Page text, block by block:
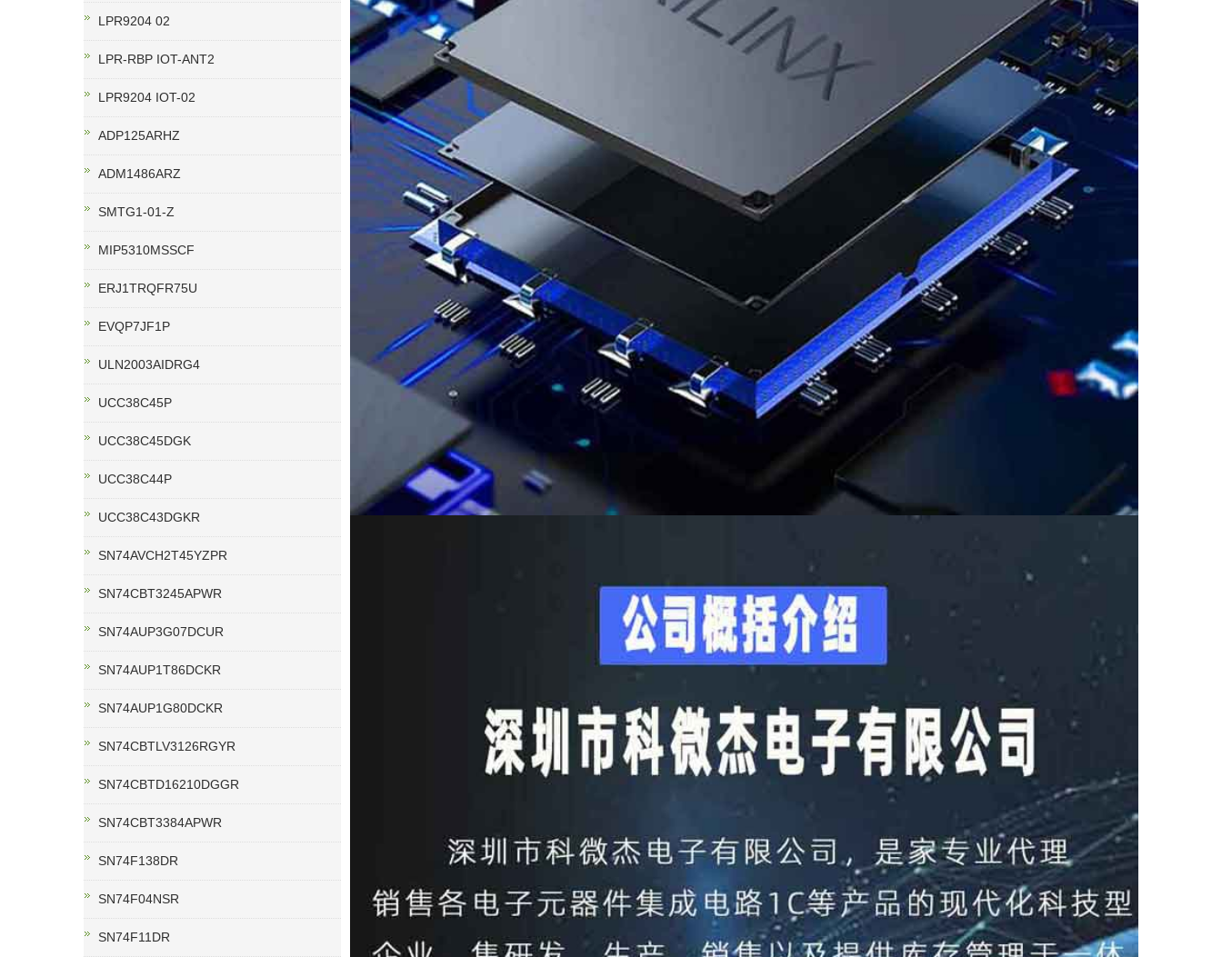
LPR9204 02
LPR-RBP IOT-ANT2
LPR9204 IOT-02
ADP125ARHZ
ADM1486ARZ
SMTG1-01-Z
MIP5310MSSCF
ERJ1TRQFR75U
EVQP7JF1P
ULN2003AIDRG4
UCC38C45P
UCC38C45DGK
UCC38C44P
UCC38C43DGKR
SN74AVCH2T45YZPR
SN74CBT3245APWR
SN74AUP3G07DCUR
SN74AUP1T86DCKR
SN74AUP1G80DCKR
SN74CBTLV3126RGYR
SN74CBTD16210DGGR
SN74CBT3384APWR
SN74F138DR
SN74F04NSR
SN74F11DR